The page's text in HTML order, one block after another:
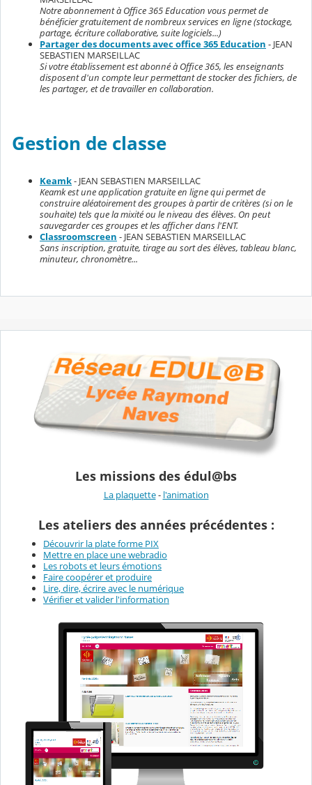
Notre abonnement à Office 365 Education vous permet de
bénéficier gratuitement de nombreux services en ligne (stockage,
partage, écriture collaborative, suite logiciels...)
Partager des documents avec office 365 Education - JEAN
SEBASTIEN MARSEILLAC
Si votre établissement est abonné à Office 365, les enseignants
disposent d'un compte leur permettant de stocker des fichiers, de
les partager, et de travailler en collaboration.
Gestion de classe
Keamk- JEAN SEBASTIEN MARSEILLAC
Keamk est une application gratuite en ligne qui permet de
construire aléatoirement des groupes à partir de critères (si on le
souhaite) tels que la mixité ou le niveau des élèves. On peut
sauvegarder ces groupes et les afficher dans l'ENT.
Classroomscreen - JEAN SEBASTIEN MARSEILLAC
Sans inscription, gratuite, tirage au sort des élèves, tableau blanc,
minuteur, chronomètre...
Les missions des édul@bs
La plaquette- l'animation
Les ateliers des années précédentes :
Découvrir la plate forme PIX
Mettre en place une webradio
Les robots et leurs émotions
Faire coopérer et produire
Lire, dire, écrire avec le numérique
Vérifier et valider l'information